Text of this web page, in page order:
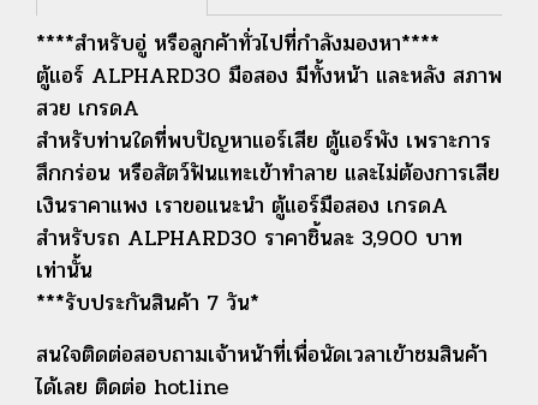
****สำหรับอู่ หรือลูกค้าทั่วไปที่กำลังมองหา****
ตู้แอร์ ALPHARD30 มือสอง มีทั้งหน้า และหลัง สภาพ
สวย เกรดA
สำหรับท่านใดที่พบปัญหาแอร์เสีย ตู้แอร์พัง เพราะการ
สึกกร่อน หรือสัตว์ฟันแทะเข้าทำลาย และไม่ต้องการเสีย
เงินราคาแพง เราขอแนะนำ ตู้แอร์มือสอง เกรดA
สำหรับรถ ALPHARD30 ราคาชิ้นละ 3,900 บาท
เท่านั้น
***รับประกันสินค้า 7 วัน*
สนใจติดต่อสอบถามเจ้าหน้าที่เพื่อนัดเวลาเข้าชมสินค้า
ได้เลย ติดต่อ hotline